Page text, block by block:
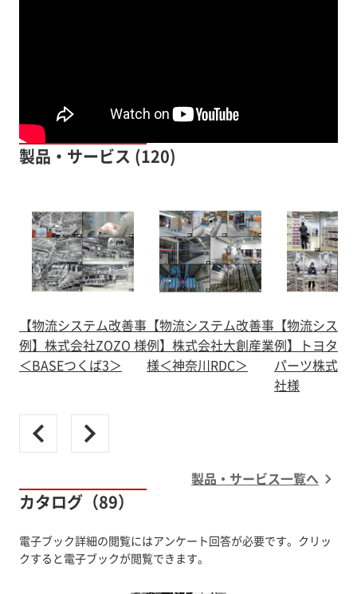
製品・サービス (120)
【物流システム改善事
例】株式会社ZOZO 様
＜BASEつくば3＞
【物流システム改善事
例】株式会社大創産業
様＜神奈川RDC＞
【物流シス
例】トヨタモ
パーツ株式会
社様
製品・サービス一覧へ
カタログ（89）
電子ブック詳細の閲覧にはアンケート回答が必要です。クリッ
クすると電子ブックが閲覧できます。